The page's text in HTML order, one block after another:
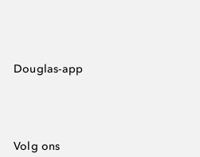
Douglas-app
Volg ons